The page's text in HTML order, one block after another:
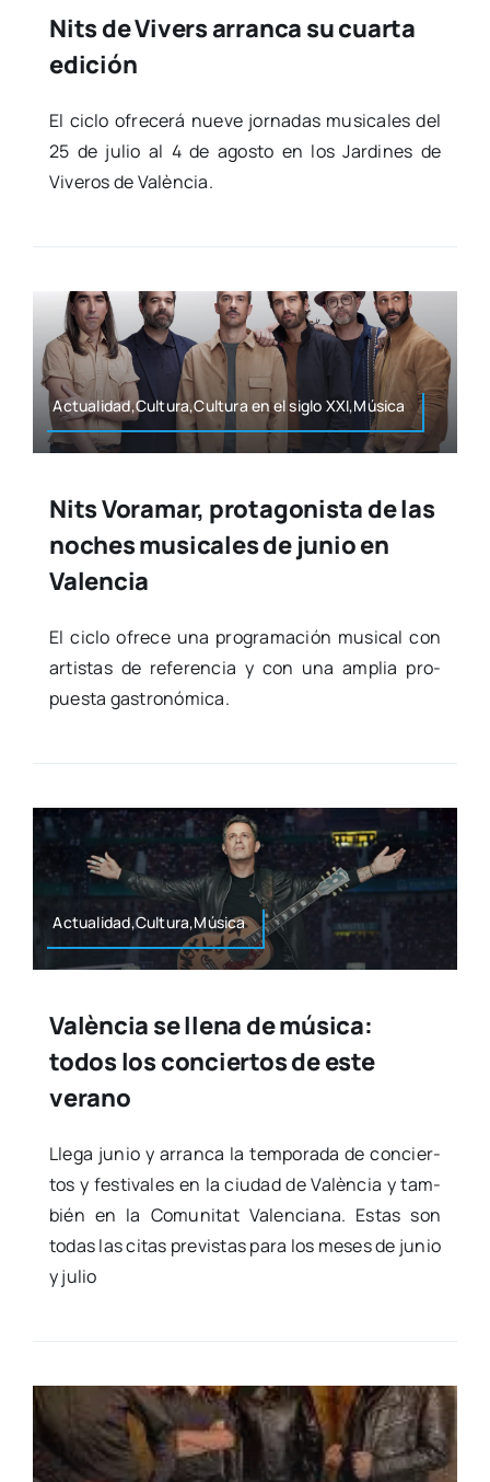
Nits de Vivers arranca su cuarta
edición
El ciclo ofre­ce­rá nue­ve jor­na­das musi­ca­les del
25 de julio al 4 de agos­to en los Jar­di­nes de
Vive­ros de Valèn­cia.
Actualidad,Cultura,Cultura en el siglo XXI,Música
Nits Voramar, protagonista de las
noches musicales de junio en
Valencia
El ciclo ofre­ce una pro­gra­ma­ción musi­cal con
artis­tas de refe­ren­cia y con una amplia pro­
pues­ta gas­tro­nó­mi­ca.
Actualidad,Cultura,Música
València se llena de música:
todos los conciertos de este
verano
Lle­ga junio y arran­ca la tem­po­ra­da de con­cier­
tos y fes­ti­va­les en la ciu­dad de Valèn­cia y tam­
bién en la Comu­ni­tat Valen­cia­na. Estas son
todas las citas pre­vis­tas para los meses de junio
y julio